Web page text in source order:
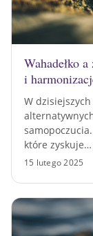
Wahadełko
i
W
które zyskuje…
15 lutego 2025